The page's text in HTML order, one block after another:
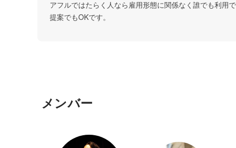
アフルではたらく人なら雇用形態に関係なく誰でも利用
提案でもOKです。
メンバー